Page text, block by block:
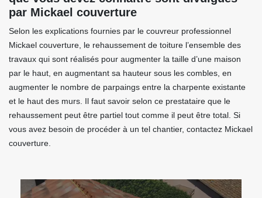
par Mickael couverture
Selon les explications fournies par le couvreur professionnel
Mickael couverture, le rehaussement de toiture l’ensemble des
travaux qui sont réalisés pour augmenter la taille d’une maison
par le haut, en augmentant sa hauteur sous les combles, en
augmenter le nombre de parpaings entre la charpente existante
et le haut des murs. Il faut savoir selon ce prestataire que le
rehaussement peut être partiel tout comme il peut être total. Si
vous avez besoin de procéder à un tel chantier, contactez Mickael
couverture.